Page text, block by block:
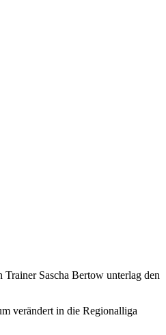
Sascha Bertow unterlag den
verändert in die Regionalliga